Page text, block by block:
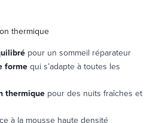
thermique
pour un sommeil réparateur
forme qui s’adapte à toutes les
thermique pour des nuits fraîches et
à la mousse haute densité